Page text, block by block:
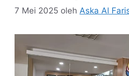
7 Mei 2025 oleh Aska Al